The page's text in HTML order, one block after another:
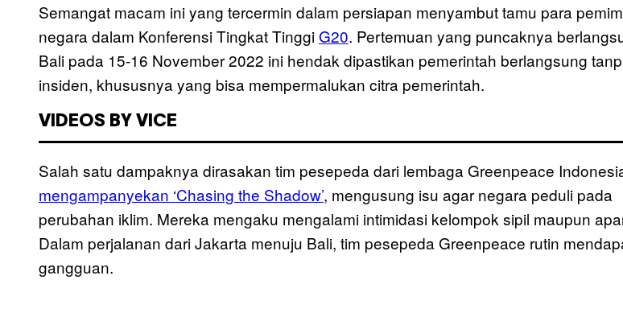
Semangat macam ini yang tercermin dalam persiapan menyambut tamu para
negara dalam Konferensi Tingkat Tinggi G20. Pertemuan yang puncaknya
Bali pada 15-16 November 2022 ini hendak dipastikan pemerintah berlangsung
insiden, khususnya yang bisa mempermalukan citra pemerintah.
VIDEOS BY VICE
Salah satu dampaknya dirasakan tim pesepeda dari lembaga Greenpeace
mengampanyekan ‘Chasing the Shadow’, mengusung isu agar negara peduli pada
perubahan iklim. Mereka mengaku mengalami intimidasi kelompok sipil maupun
Dalam perjalanan dari Jakarta menuju Bali, tim pesepeda Greenpeace rutin
gangguan.